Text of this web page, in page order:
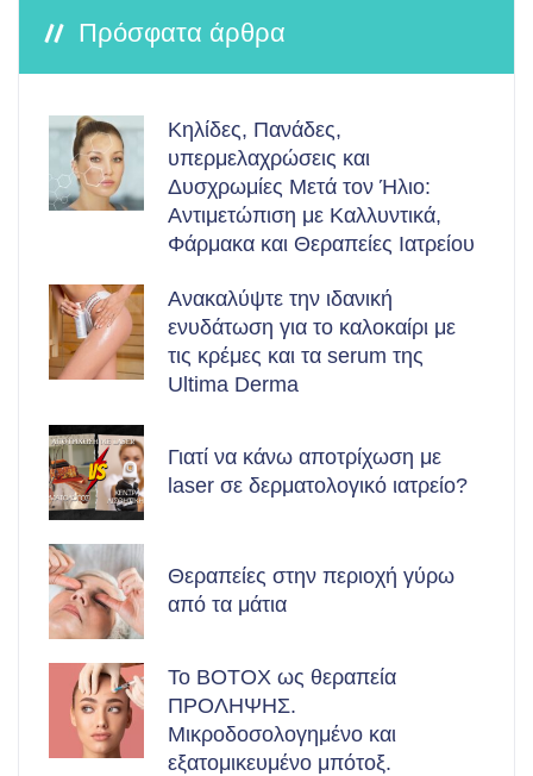
Πρόσφατα άρθρα
Κηλίδες, Πανάδες,
υπερμελαχρώσεις και
Δυσχρωμίες Μετά τον Ήλιο:
Αντιμετώπιση με Καλλυντικά,
Φάρμακα και Θεραπείες Ιατρείου
Ανακαλύψτε την ιδανική
ενυδάτωση για το καλοκαίρι με
τις κρέμες και τα serum της
Ultima Derma
Γιατί να κάνω αποτρίχωση με
laser σε δερματολογικό ιατρείο?
Θεραπείες στην περιοχή γύρω
από τα μάτια
Το BOTOX ως θεραπεία
ΠΡΟΛΗΨΗΣ.
Μικροδοσολογημένο και
εξατομικευμένο μπότοξ.